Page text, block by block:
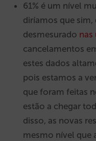
61% é um nível
diríamos que
desmesurado nas
cancelamentos
estes dados
pois estamos a
que foram feitas
estão a chegar
disso, as novas
mesmo nível que